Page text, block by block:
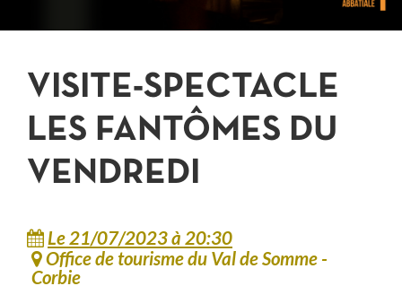
VISITE-SPECTACLE
LES FANTÔMES DU
VENDREDI
Le 21/07/2023à 20:30
Office de tourisme du Val de Somme -
Corbie